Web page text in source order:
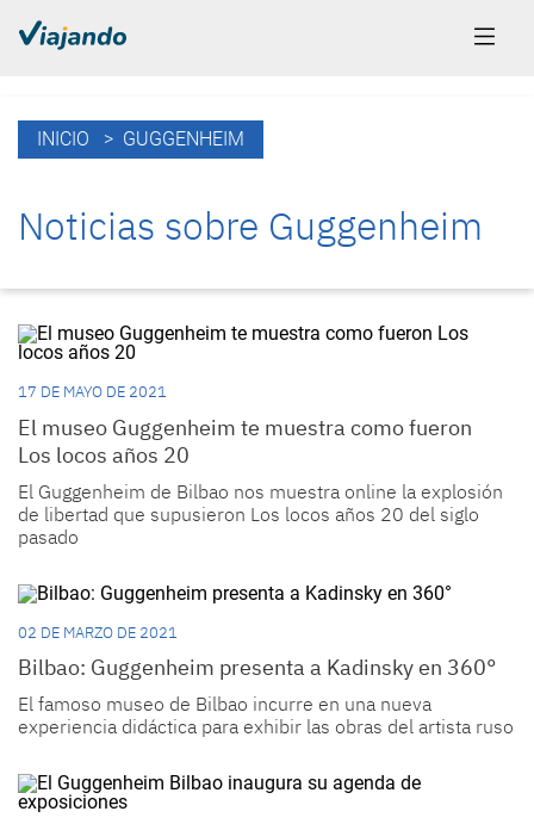
INICIO > GUGGENHEIM
Noticias sobre Guggenheim
17 DE MAYO DE 2021
El museo Guggenheim te muestra como fueron
Los locos años 20
El Guggenheim de Bilbao nos muestra online la explosión
de libertad que supusieron Los locos años 20 del siglo
pasado
02 DE MARZO DE 2021
Bilbao: Guggenheim presenta a Kadinsky en 360°
El famoso museo de Bilbao incurre en una nueva
experiencia didáctica para exhibir las obras del artista ruso